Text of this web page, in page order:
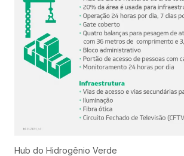
Hub do Hidrogênio Verde